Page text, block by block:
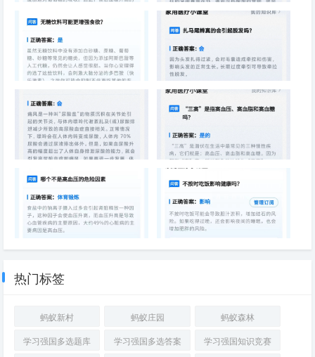
没什么问题的
洗牙会让牙齿变敏感
扎马尾辫真的会引起脱发吗
“三高”是指高血压、高血脂和高
血糖吗
热门标签
蚂蚁新村 蚂蚁庄园
蚂蚁森林
学习强国多选题库
学习强国多选答案 学习强国知识竞赛